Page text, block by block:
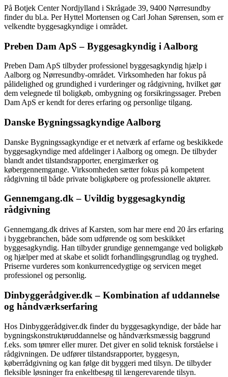
På Botjek Center Nordjylland i Skrågade 39, 9400 Nørresundby
finder du bl.a. Per Hyttel Mortensen og Carl Johan Sørensen, som er
velkendte byggesagkyndige i området.
Preben Dam ApS – Byggesagkyndig i Aalborg
Preben Dam ApS tilbyder professionel byggesagkyndig hjælp i
Aalborg og Nørresundby-området. Virksomheden har fokus på
pålidelighed og grundighed i vurderinger og rådgivning, hvilket gør
dem velegnede til boligkøb, ombygning og forsikringssager. Preben
Dam ApS er kendt for deres erfaring og personlige tilgang.
Danske Bygningssagkyndige Aalborg
Danske Bygningssagkyndige er et netværk af erfarne og beskikkede
byggesagkyndige med afdelinger i Aalborg og omegn. De tilbyder
blandt andet tilstandsrapporter, energimærker og
købergennemgange. Virksomheden sætter fokus på kompetent
rådgivning til både private boligkøbere og professionelle aktører.
Gennemgang.dk – Uvildig byggesagkyndig
rådgivning
Gennemgang.dk drives af Karsten, som har mere end 20 års erfaring
i byggebranchen, både som udførende og som beskikket
byggesagkyndig. Han tilbyder grundige gennemgange ved boligkøb
og hjælper med at skabe et solidt forhandlingsgrundlag og tryghed.
Priserne vurderes som konkurrencedygtige og servicen meget
professionel og personlig.
Dinbyggerådgiver.dk – Kombination af uddannelse
og håndværkserfaring
Hos Dinbyggerådgiver.dk finder du byggesagkyndige, der både har
bygningskonstruktøruddannelse og håndværksmæssig baggrund
f.eks. som tømrer eller murer. Det giver en solid teknisk forståelse i
rådgivningen. De udfører tilstandsrapporter, byggesyn,
køberrådgivning og kan følge dit byggeri med tilsyn. De tilbyder
fleksible løsninger fra enkeltbesøg til længerevarende tilsyn.